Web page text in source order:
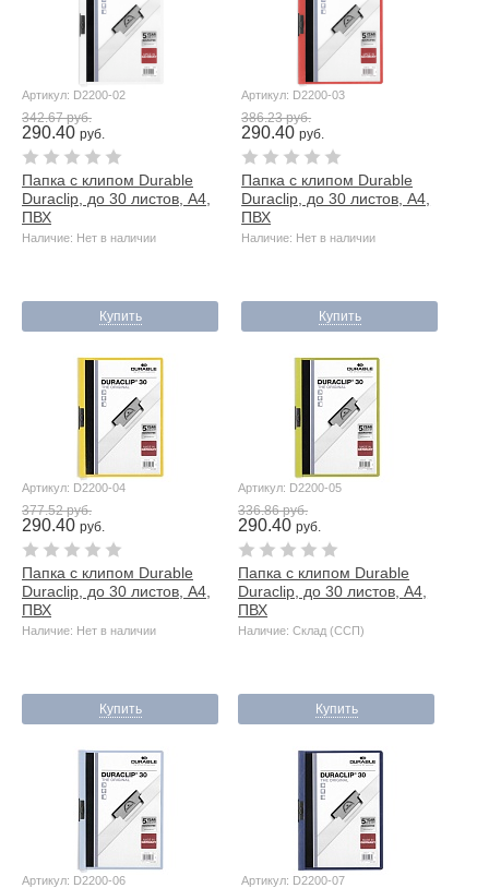
Артикул: D2200-02
342.67 руб.
290.40 руб.
Папка с клипом Durable
Duraclip, до 30 листов, А4,
ПВХ
Наличие: Нет в наличии
Купить
Артикул: D2200-03
386.23 руб.
290.40руб.
Папка с клипом Durable
Duraclip, до 30 листов, А4,
ПВХ
Наличие: Нет в наличии
Купить
Артикул: D2200-04
377.52 руб.
290.40 руб.
Папка с клипом Durable
Duraclip, до 30 листов, А4,
ПВХ
Наличие: Нет в наличии
Купить
Артикул: D2200-05
336.86 руб.
290.40руб.
Папка с клипом Durable
Duraclip, до 30 листов, А4,
ПВХ
Наличие: Склад (ССП)
Купить
Артикул: D2200-06 Артикул: D2200-07